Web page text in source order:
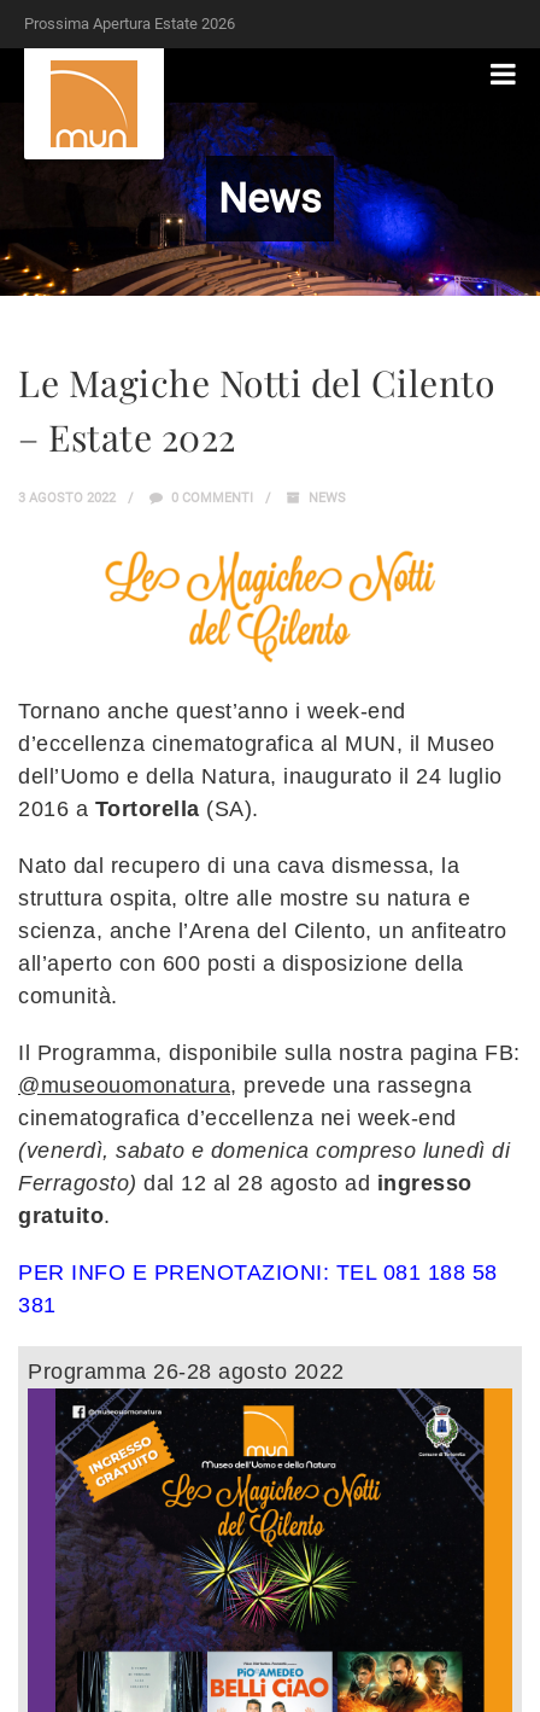
Prossima Apertura Estate 2026
News
Le Magiche Notti del Cilento
– Estate 2022
3 AGOSTO 2022 0 COMMENTI NEWS
Tornano anche quest’anno i week-end
d’eccellenza cinematografica al MUN, il Museo
dell’Uomo e della Natura, inaugurato il 24 luglio
2016 a Tortorella (SA).
Nato dal recupero di una cava dismessa, la
struttura ospita, oltre alle mostre su natura e
scienza, anche l’Arena del Cilento, un anfiteatro
all’aperto con 600 posti a disposizione della
comunità.
Il Programma, disponibile sulla nostra pagina FB:
@museouomonatura, prevede una rassegna
cinematografica d’eccellenza nei week-end
(venerdì, sabato e domenica compreso lunedì di
Ferragosto) dal 12 al 28 agosto ad ingresso
gratuito.
PER INFO E PRENOTAZIONI: TEL 081 188 58
381
Programma 26-28 agosto 2022